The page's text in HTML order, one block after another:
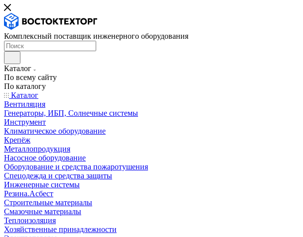
Комплексный поставщик инженерного оборудования
Каталог
По всему сайту
По каталогу
Каталог
Вентиляция
Генераторы, ИБП, Солнечные системы
Инструмент
Климатическое оборудование
Крепёж
Металлопродукция
Насосное оборудование
Оборудование и средства пожаротушения
Спецодежда и средства защиты
Инженерные системы
Резина.Асбест
Строительные материалы
Смазочные материалы
Теплоизоляция
Хозяйственные принадлежности